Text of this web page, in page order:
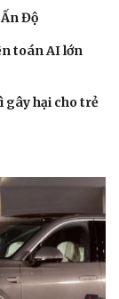
Độ
toán AI lớn
gây hại cho trẻ